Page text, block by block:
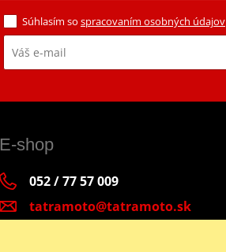
Súhlasím so spracovaním osobných údajov
E-shop
052 / 77 57 009
tatramoto@tatramoto.sk